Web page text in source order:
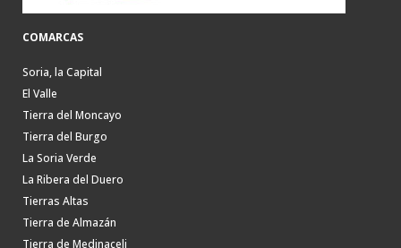
COMARCAS
Soria, la Capital
El Valle
Tierra del Moncayo
Tierra del Burgo
La Soria Verde
La Ribera del Duero
Tierras Altas
Tierra de Almazán
Tierra de Medinaceli